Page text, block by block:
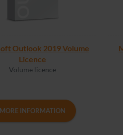
Outlook 2019 Volume
Licence
Volume licence
MORE INFORMATION